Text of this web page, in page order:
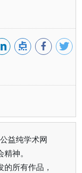
益纯学术网
神。
所有作品，